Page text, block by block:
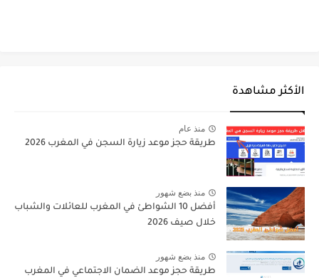
الأكثر مشاهدة
منذ عام
طريقة حجز موعد زيارة السجن في المغرب 2026
منذ بضع شهور
أفضل 10 الشواطئ في المغرب للعائلات والشباب
خلال صيف 2026
منذ بضع شهور
طريقة حجز موعد الضمان الاجتماعي في المغرب